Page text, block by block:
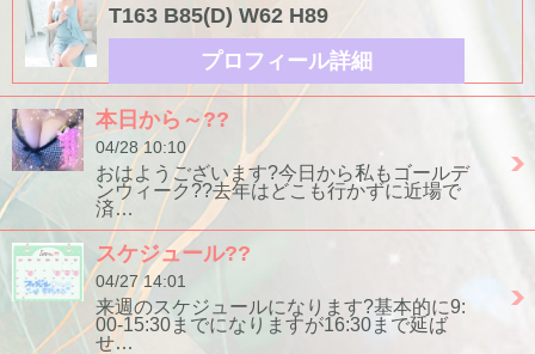
T163 B85(D) W62 H89
プロフィール詳細
本日から～??
04/28 10:10
おはようございます?今日から私もゴールデ
ンウィーク??去年はどこも行かずに近場で
済…
スケジュール??
04/27 14:01
来週のスケジュールになります?基本的に9:
00-15:30までになりますが16:30まで延ば
せ…